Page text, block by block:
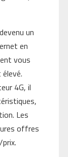
un
en
vous
4G, il
Les
offres